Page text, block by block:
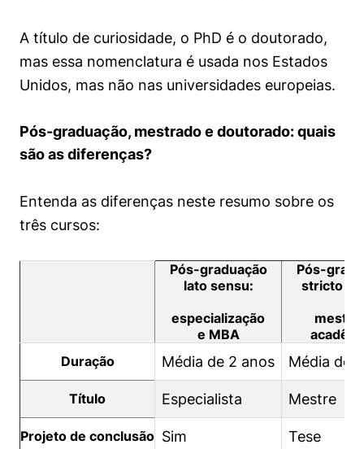
A título de curiosidade, o PhD é o doutorado,
mas essa nomenclatura é usada nos Estados
Unidos, mas não nas universidades europeias.
Pós-graduação, mestrado e doutorado: quais
são as diferenças?
Entenda as diferenças neste resumo sobre os
três cursos:
Pós-graduação
lato sensu:
especialização
e MBA
Pós-
stricto
Duração
Média de 2 anos Média de
Título Especialista Mestre
Projeto de conclusão Sim Tese